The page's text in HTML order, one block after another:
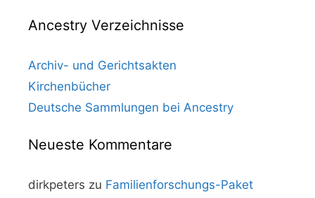
Ancestry Verzeichnisse
Archiv- und Gerichtsakten
Kirchenbücher
Deutsche Sammlungen bei Ancestry
Neueste Kommentare
dirkpeters zu Familienforschungs-Paket